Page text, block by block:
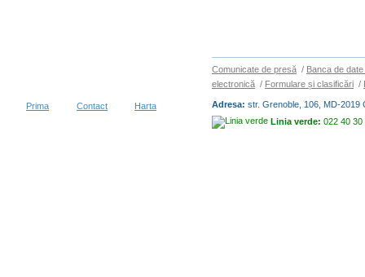
Prima Contact Harta
Comunicate de presă / Banca de
electronică / Formulare și clasificări /
Adresa: str. Grenoble, 106, MD-2019
Linia verde: 022 40 30